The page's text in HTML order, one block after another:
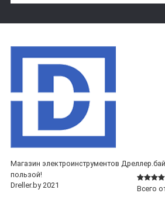
Магазин электроинструментов
пользой!
Всего
Dreller.by 2021